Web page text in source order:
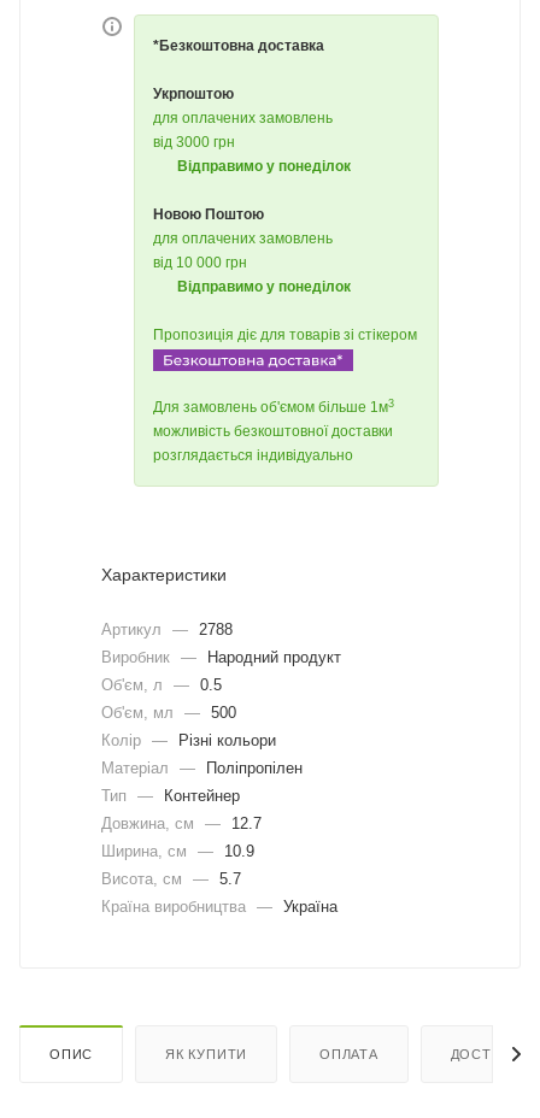
*Безкоштовна доставка
Укрпоштою
для оплачених замовлень
від 3000 грн
Відправимо у понеділок
Новою Поштою
для оплачених замовлень
від 10 000 грн
Відправимо у понеділок
Пропозиція діє для товарів зі стікером
Для замовлень об'ємом більше 1м3
можливість безкоштовної доставки
розглядається індивідуально
Характеристики
Артикул —
2788
Виробник —
Народний продукт
Об'єм, л
— 0.5
Об'єм, мл
— 500
Колір —
Різні кольори
Матеріал
—
Поліпропілен
Тип
—
Контейнер
Довжина, cм
—
12.7
Ширина, cм
—
10.9
Висота, см
— 5.7
Країна виробництва — Україна
ОПИС ЯК КУПИТИ ОПЛАТА ДОСТАВКА